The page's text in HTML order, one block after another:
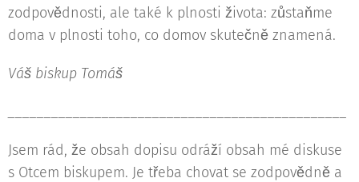
zodpovědnosti, ale také k plnosti života: zůstaňme
doma v plnosti toho, co domov skutečně znamená.
Váš biskup Tomáš
Jsem rád, že obsah dopisu odráží obsah mé diskuse
s Otcem biskupem. Je třeba chovat se zodpovědně a